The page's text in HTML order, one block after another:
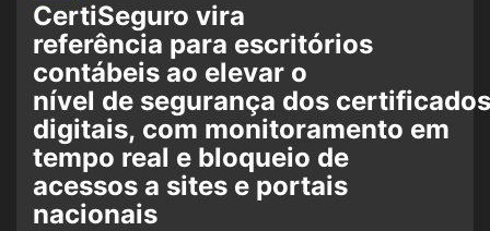
CertiSeguro vira
referência para escritórios
contábeis ao elevar o
nível de segurança dos certificados
digitais, com monitoramento em
tempo real e bloqueio de
acessos a sites e portais
nacionais